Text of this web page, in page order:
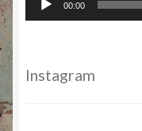
00:00
Instagram